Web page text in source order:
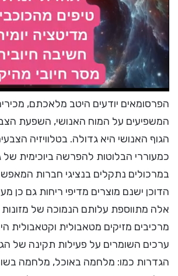
הפרסומאים יודעים היטב מלאכתם,
המשפיעים על המוח האנושי, השפעת
הגוף האנושי היא גדולה. בטלוויזיה
כמעוררי הבלוטות להפרשה ביוכימית של
במרכולים נתקלים בנציגי חברות
הדוכן ישנם מוצרים מדיפי ריחות גם כן
אלה מתווספת עלותם הנמוכה של
מרכיבים מזיקים מטאבולית וקטאבולית
ערכים השומרים על פעילות תקינה של
הגדרות כמו: מלחמה באוכל, מלחמה